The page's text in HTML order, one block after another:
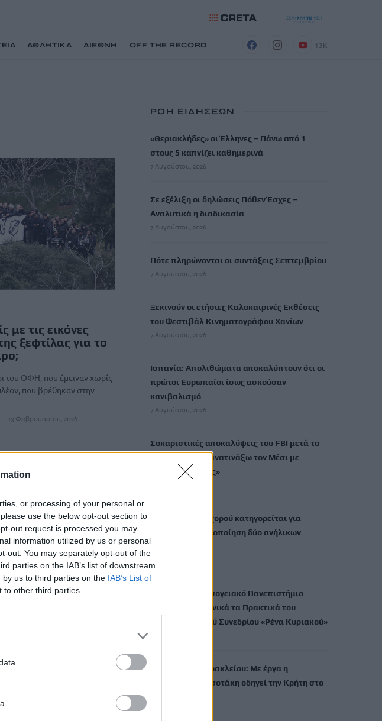
or processing of your personal or
use the below opt-out section to
out request is processed you may
information utilized by us or personal
out. You may separately opt-out of the
parties on the IAB’s list of downstream
us to third parties on the IAB’s List of
other third parties.
ΑΘΛΗΤΙΚΑ ΔΙΕΘΝΗ OFF THE RECORD 13K
με τις εικόνες
ξεφτίλας για το
του ΟΦΗ, που έμειναν χωρίς
που βρέθηκαν στην
13 Φεβρουαρίου, 2026
σημείο που
ΠΑΟΚ στη
οι οποίοι
ΡΟΗ ΕΙΔΗΣΕΩΝ
«Θεριακλήδες» οι Έλληνες – Πάνω από 1
στους 5 καπνίζει καθημερινά
7 Αυγούστου, 2026
Σε εξέλιξη οι δηλώσεις Πόθεν Έσχες –
Αναλυτικά η διαδικασία
7 Αυγούστου, 2026
Πότε πληρώνονται οι συντάξεις Σεπτεμβρίου
7 Αυγούστου, 2026
Ξεκινούν οι ετήσιες Καλοκαιρινές Εκθέσεις
του Φεστιβάλ Κινηματογράφου Χανίων
7 Αυγούστου, 2026
Ισπανία: Απολιθώματα αποκαλύπτουν ότι οι
πρώτοι Ευρωπαίοι ίσως ασκούσαν
κανιβαλισμό
7 Αυγούστου, 2026
Σοκαριστικές αποκαλύψεις του FBI μετά το
Μουντιάλ: «Θα ανατινάξω τον Μέσι με
τέσσερις βόμβες»
ΗΠΑ: Δασκάλα χορού κατηγορείται για
σεξουαλική κακοποίηση δύο ανήλικων
μαθητών της
Το Ελληνικό Μεσογειακό Πανεπιστήμιο
εκδίδει ηλεκτρονικά τα Πρακτικά του
Διεπιστημονικού Συνεδρίου «Ρένα Κυριακού»
ΔΕΕΠ (ΝΟΔΕ) Ηρακλείου: Με έργα η
κυβέρνηση Μητσοτάκη οδηγεί την Κρήτη στο